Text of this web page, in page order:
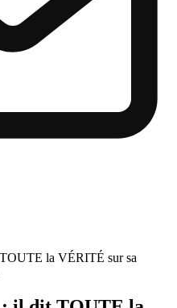
la VÉRITÉ sur sa